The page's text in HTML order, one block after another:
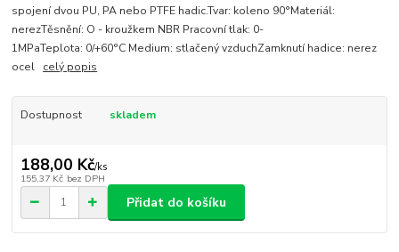
spojení dvou PU, PA nebo PTFE hadic.Tvar: koleno 90°Materiál:
nerezTěsnění: O - kroužkem NBR Pracovní tlak: 0-
1MPaTeplota: 0/+60°C Medium: stlačený vzduchZamknutí hadice: nerez
ocel celý popis
Dostupnost skladem
188,00 Kč/ks
155,37 Kč bez DPH
Přidat do košíku